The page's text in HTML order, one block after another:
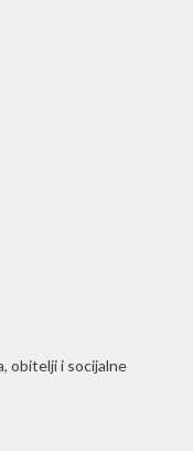
obitelji i socijalne